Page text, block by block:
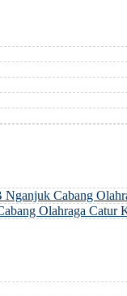
Cabang
Olahraga Catur